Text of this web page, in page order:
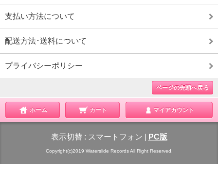
支払い方法について
配送方法･送料について
プライバシーポリシー
ページの先頭へ戻る
ホーム カート マイアカウント
表示切替 : スマートフォン PC版
Copyright(c)2019 Waterslide Records All Right Reserved.